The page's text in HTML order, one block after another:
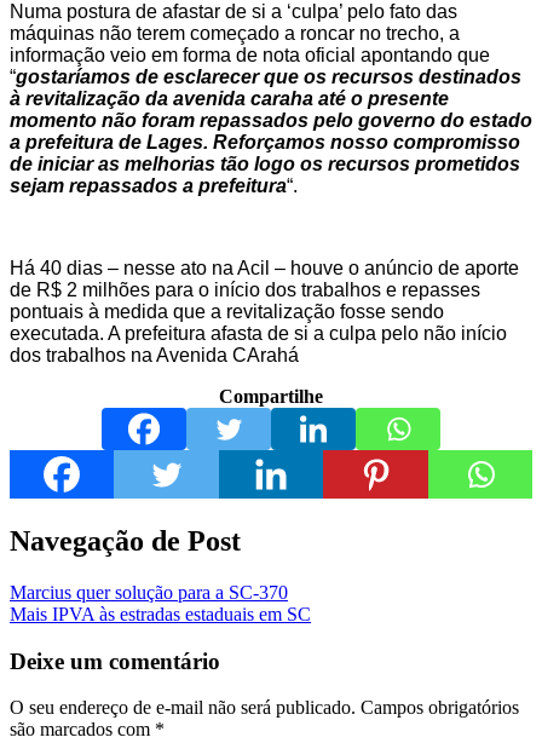
Numa postura de afastar de si a ‘culpa’ pelo fato das
máquinas não terem começado a roncar no trecho, a
informação veio em forma de nota oficial apontando que
“gostaríamos de esclarecer que os recursos destinados
à revitalização da avenida caraha até o presente
momento não foram repassados pelo governo do estado
a prefeitura de Lages. Reforçamos nosso compromisso
de iniciar as melhorias tão logo os recursos prometidos
sejam repassados a prefeitura“.
Há 40 dias – nesse ato na Acil – houve o anúncio de aporte
de R$ 2 milhões para o início dos trabalhos e repasses
pontuais à medida que a revitalização fosse sendo
executada. A prefeitura afasta de si a culpa pelo não início
dos trabalhos na Avenida CArahá
Compartilhe
Navegação de Post
Marcius quer solução para a SC-370
Mais IPVA às estradas estaduais em SC
Deixe um comentário
O seu endereço de e-mail não será publicado. Campos obrigatórios
são marcados com *